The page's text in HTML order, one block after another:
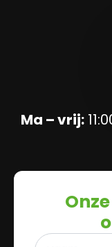
Ma – vrij:
Naam